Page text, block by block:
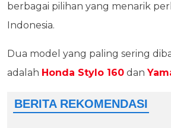
berbagai pilihan yang menarik
Indonesia.
Dua model yang paling sering
adalah Honda Stylo 160 dan